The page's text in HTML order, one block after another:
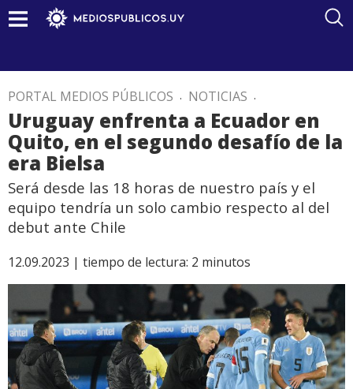
PORTAL MEDIOS PÚBLICOS . NOTICIAS .
Uruguay enfrenta a Ecuador en
Quito, en el segundo desafío de la
era Bielsa
Será desde las 18 horas de nuestro país y el
equipo tendría un solo cambio respecto al del
debut ante Chile
12.09.2023 | tiempo de lectura: 2 minutos